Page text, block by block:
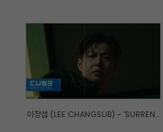
이창섭 (LEE CHANGSUB) - 'SURREN...